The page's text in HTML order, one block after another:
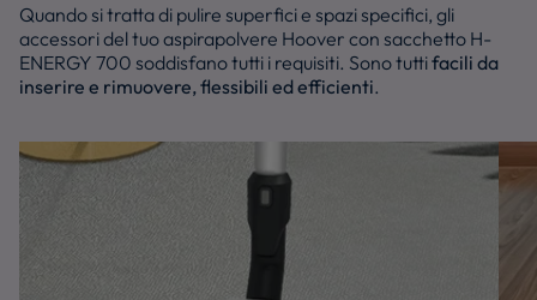
Quando si tratta di pulire superfici e spazi specifici, gli
accessori del tuo aspirapolvere Hoover con sacchetto H-
ENERGY 700 soddisfano tutti i requisiti. Sono tuttifacili da
inserire e rimuovere, flessibili ed efficienti.